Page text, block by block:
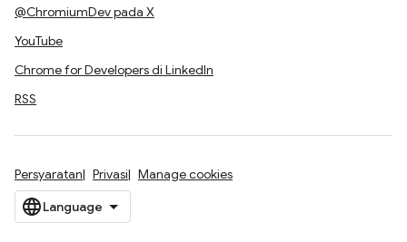
@ChromiumDev pada X
YouTube
Chrome for Developers di LinkedIn
RSS
Persyaratan Privasi Manage cookies